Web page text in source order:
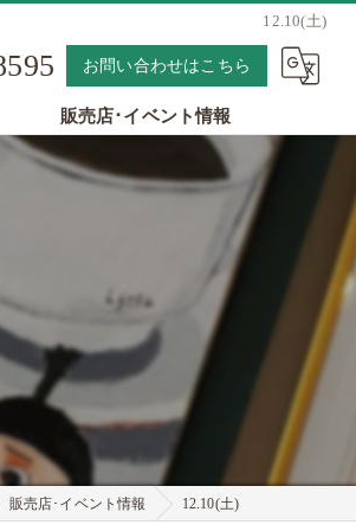
12.10(土)
お問い合わせはこちら
販売店･イベント情報
販売店･イベント情報 12.10(土)